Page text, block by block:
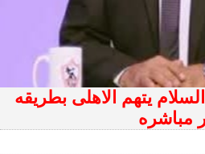
يتهم الاهلى بطريقه
مباشره